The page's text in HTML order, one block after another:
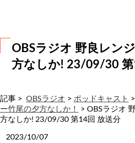
OBSラジオ 野良レン
方なしか! 23/09/30 第
記事 > OBSラジオ > ポッドキャスト >
ー竹尾の夕方なしか！
> OBSラジオ
方なしか! 23/09/30 第14回 放送分
2023/10/07